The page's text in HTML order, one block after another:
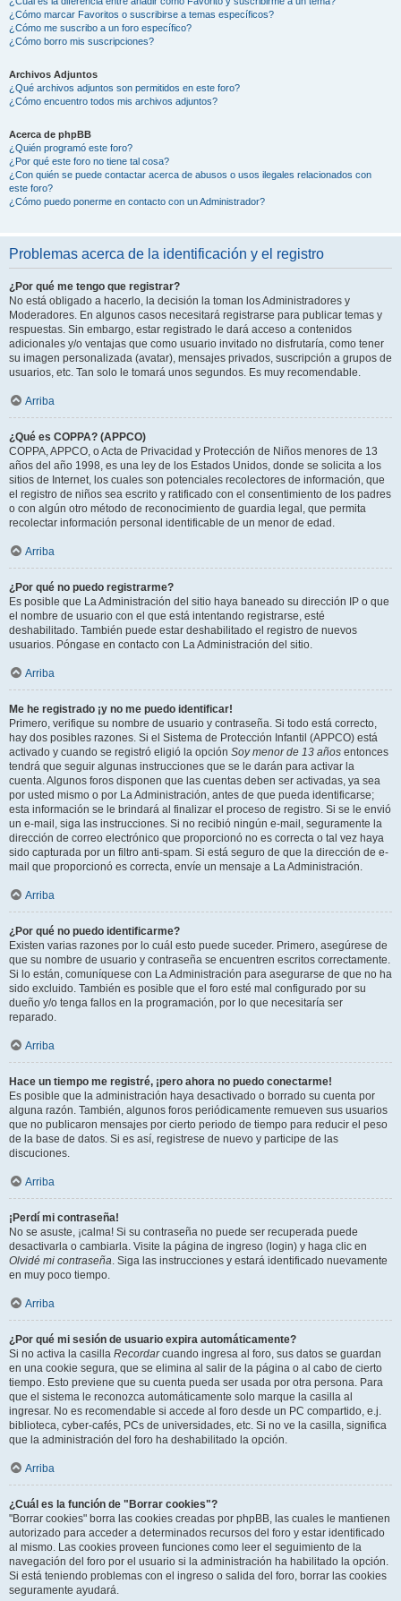
¿Cómo marcar Favoritos o suscribirse a temas específicos?
¿Cómo me suscribo a un foro específico?
¿Cómo borro mis suscripciones?
Archivos Adjuntos
¿Qué archivos adjuntos son permitidos en este foro?
¿Cómo encuentro todos mis archivos adjuntos?
Acerca de phpBB
¿Quién programó este foro?
¿Por qué este foro no tiene tal cosa?
¿Con quién se puede contactar acerca de abusos o usos ilegales relacionados con
este foro?
¿Cómo puedo ponerme en contacto con un Administrador?
Problemas acerca de la identificación y el registro
¿Por qué me tengo que registrar?
No está obligado a hacerlo, la decisión la toman los Administradores y
Moderadores. En algunos casos necesitará registrarse para publicar temas y
respuestas. Sin embargo, estar registrado le dará acceso a contenidos
adicionales y/o ventajas que como usuario invitado no disfrutaría, como tener
su imagen personalizada (avatar), mensajes privados, suscripción a grupos de
usuarios, etc. Tan solo le tomará unos segundos. Es muy recomendable.
Arriba
¿Qué es COPPA? (APPCO)
COPPA, APPCO, o Acta de Privacidad y Protección de Niños menores de 13
años del año 1998, es una ley de los Estados Unidos, donde se solicita a los
sitios de Internet, los cuales son potenciales recolectores de información, que
el registro de niños sea escrito y ratificado con el consentimiento de los padres
o con algún otro método de reconocimiento de guardia legal, que permita
recolectar información personal identificable de un menor de edad.
Arriba
¿Por qué no puedo registrarme?
Es posible que La Administración del sitio haya baneado su dirección IP o que
el nombre de usuario con el que está intentando registrarse, esté
deshabilitado. También puede estar deshabilitado el registro de nuevos
usuarios. Póngase en contacto con La Administración del sitio.
Arriba
Me he registrado ¡y no me puedo identificar!
Primero, verifique su nombre de usuario y contraseña. Si todo está correcto,
hay dos posibles razones. Si el Sistema de Protección Infantil (APPCO) está
activado y cuando se registró eligió la opción Soy menor de 13 años entonces
tendrá que seguir algunas instrucciones que se le darán para activar la
cuenta. Algunos foros disponen que las cuentas deben ser activadas, ya sea
por usted mismo o por La Administración, antes de que pueda identificarse;
esta información se le brindará al finalizar el proceso de registro. Si se le envió
un e-mail, siga las instrucciones. Si no recibió ningún e-mail, seguramente la
dirección de correo electrónico que proporcionó no es correcta o tal vez haya
sido capturada por un filtro anti-spam. Si está seguro de que la dirección de e-
mail que proporcionó es correcta, envíe un mensaje a La Administración.
Arriba
¿Por qué no puedo identificarme?
Existen varias razones por lo cuál esto puede suceder. Primero, asegúrese de
que su nombre de usuario y contraseña se encuentren escritos correctamente.
Si lo están, comuníquese con La Administración para asegurarse de que no ha
sido excluido. También es posible que el foro esté mal configurado por su
dueño y/o tenga fallos en la programación, por lo que necesitaría ser
reparado.
Arriba
Hace un tiempo me registré, ¡pero ahora no puedo conectarme!
Es posible que la administración haya desactivado o borrado su cuenta por
alguna razón. También, algunos foros periódicamente remueven sus usuarios
que no publicaron mensajes por cierto periodo de tiempo para reducir el peso
de la base de datos. Si es así, registrese de nuevo y participe de las
discuciones.
Arriba
¡Perdí mi contraseña!
No se asuste, ¡calma! Si su contraseña no puede ser recuperada puede
desactivarla o cambiarla. Visite la página de ingreso (login) y haga clic en
Olvidé mi contraseña. Siga las instrucciones y estará identificado nuevamente
en muy poco tiempo.
Arriba
¿Por qué mi sesión de usuario expira automáticamente?
Si no activa la casilla Recordarcuando ingresa al foro, sus datos se guardan
en una cookie segura, que se elimina al salir de la página o al cabo de cierto
tiempo. Esto previene que su cuenta pueda ser usada por otra persona. Para
que el sistema le reconozca automáticamente solo marque la casilla al
ingresar. No es recomendable si accede al foro desde un PC compartido, e.j.
biblioteca, cyber-cafés, PCs de universidades, etc. Si no ve la casilla, significa
que la administración del foro ha deshabilitado la opción.
Arriba
¿Cuál es la función de "Borrar cookies"?
"Borrar cookies" borra las cookies creadas por phpBB, las cuales le mantienen
autorizado para acceder a determinados recursos del foro y estar identificado
al mismo. Las cookies proveen funciones como leer el seguimiento de la
navegación del foro por el usuario si la administración ha habilitado la opción.
Si está teniendo problemas con el ingreso o salida del foro, borrar las cookies
seguramente ayudará.